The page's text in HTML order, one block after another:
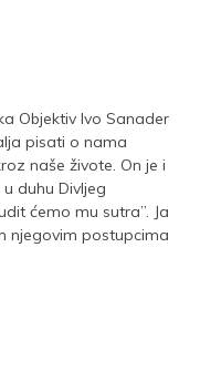
Objektiv Ivo Sanader
pisati o nama
naše živote. On je i
duhu Divljeg
ćemo mu sutra”. Ja
njegovim postupcima